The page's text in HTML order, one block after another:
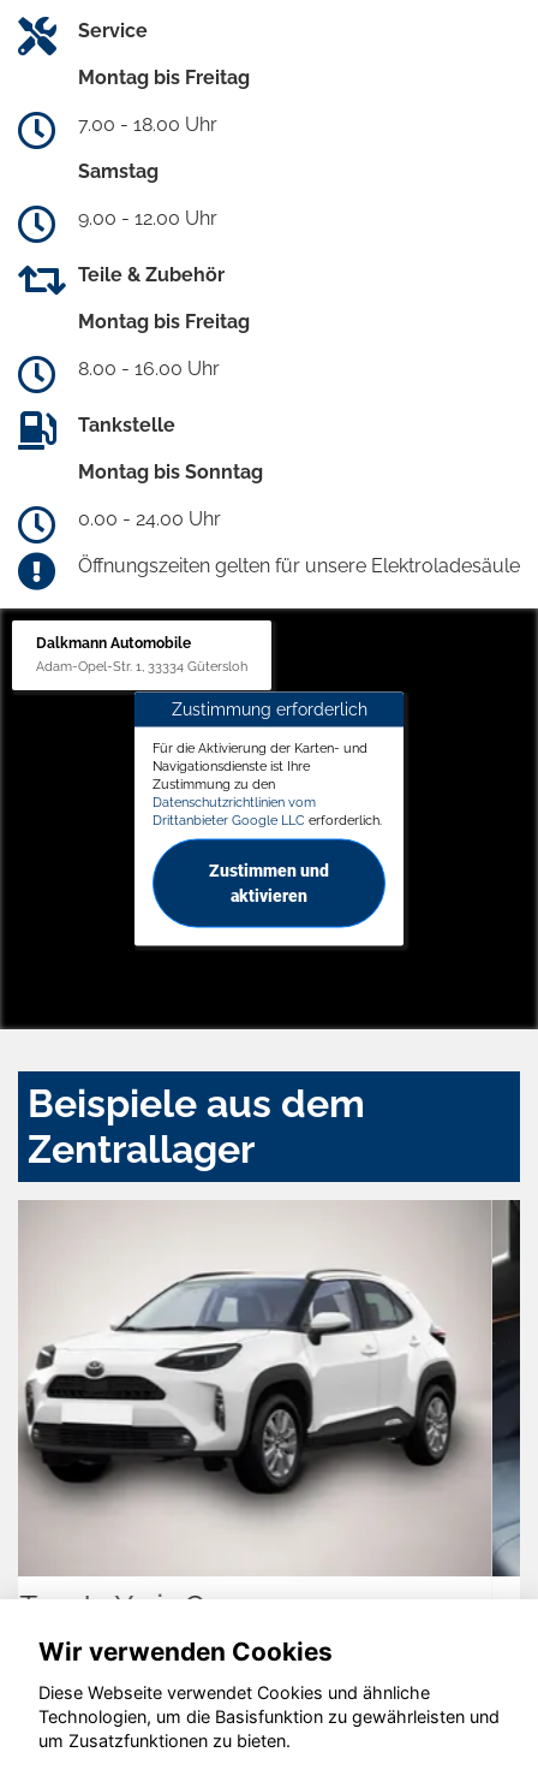
Service
Montag bis Freitag
7.00 - 18.00 Uhr
Samstag
9.00 - 12.00 Uhr
Teile & Zubehör
Montag bis Freitag
8.00 - 16.00 Uhr
Tankstelle
Montag bis Sonntag
0.00 - 24.00 Uhr
Öffnungszeiten gelten für unsere Elektroladesäule
Dalkmann Automobile
Adam-Opel-Str. 1, 33334 Gütersloh
Zustimmung erforderlich
Für die Aktivierung der Karten- und
Navigationsdienste ist Ihre
Zustimmung zu den
Datenschutzrichtlinien vom
Drittanbieter Google LLC erforderlich.
Zustimmen und
aktivieren
Beispiele aus dem
Zentrallager
Cupra Tavascan
© konjunkturmotor.de GmbH 2020 - 2026
Wir verwenden Cookies
Diese Webseite verwendet Cookies und ähnliche
Technologien, um die Basisfunktion zu gewährleisten und
um Zusatzfunktionen zu bieten.